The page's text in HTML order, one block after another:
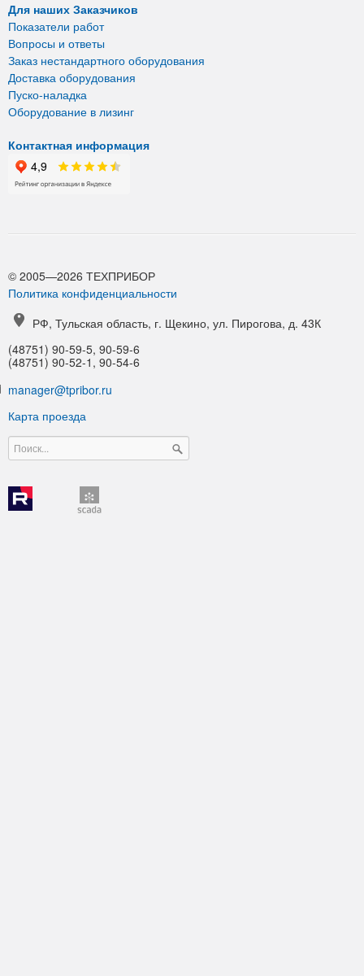
Для наших Заказчиков
Показатели работ
Вопросы и ответы
Заказ нестандартного оборудования
Доставка оборудования
Пуско-наладка
Оборудование в лизинг
Контактная информация
© 2005—2026 ТЕХПРИБОР
Политика конфиденциальности
РФ, Тульская область, г. Щекино, ул. Пирогова, д. 43К
(48751) 90-59-5, 90-59-6
(48751) 90-52-1, 90-54-6
manager@tpribor.ru
Карта проезда